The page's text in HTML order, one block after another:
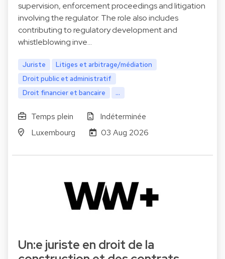
supervision, enforcement proceedings and litigation
involving the regulator. The role also includes
contributing to regulatory development and
whistleblowing inve…
Juriste
Litiges et arbitrage/médiation
Droit public et administratif
Droit financier et bancaire
...
Temps plein
Indéterminée
Luxembourg
03 Aug 2026
Un:e juriste en droit de la